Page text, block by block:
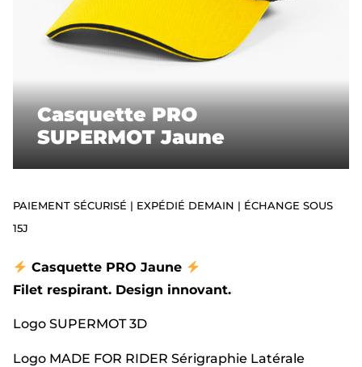
CADEAUX
SUPERMOT
Casquette PRO
SUPERMOT Jaune
PAIEMENT SÉCURISÉ | EXPÉDIÉ DEMAIN | ÉCHANGE SOUS
15J
Casquette PRO Jaune
Filet respirant. Design innovant.
Logo SUPERMOT 3D
Logo MADE FOR RIDER Sérigraphie Latérale